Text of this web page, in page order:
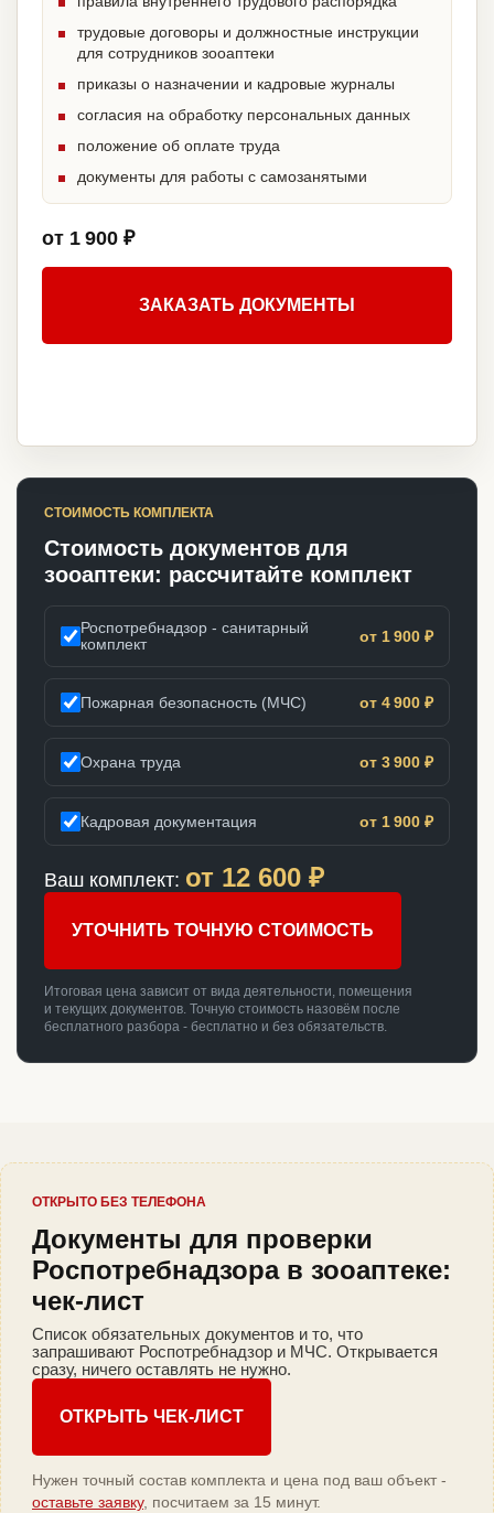
трудовые договоры и должностные инструкции
для сотрудников зооаптеки
приказы о назначении и кадровые журналы
согласия на обработку персональных данных
положение об оплате труда
документы для работы с самозанятыми
от 1 900 ₽
ЗАКАЗАТЬ ДОКУМЕНТЫ
СТОИМОСТЬ КОМПЛЕКТА
Стоимость документов для
зооаптеки: рассчитайте комплект
Роспотребнадзор - санитарный
комплект
от 1 900 ₽
Пожарная безопасность (МЧС) от 4 900 ₽
Охрана труда от 3 900 ₽
Кадровая документация от 1 900 ₽
Ваш комплект: от 12 600 ₽
УТОЧНИТЬ ТОЧНУЮ СТОИМОСТЬ
Итоговая цена зависит от вида деятельности, помещения
и текущих документов. Точную стоимость назовём после
бесплатного разбора - бесплатно и без обязательств.
ОТКРЫТО БЕЗ ТЕЛЕФОНА
Документы для проверки
Роспотребнадзора в зооаптеке:
чек-лист
Список обязательных документов и то, что
запрашивают Роспотребнадзор и МЧС. Открывается
сразу, ничего оставлять не нужно.
ОТКРЫТЬ ЧЕК-ЛИСТ
Нужен точный состав комплекта и цена под ваш объект -
оставьте заявку, посчитаем за 15 минут.